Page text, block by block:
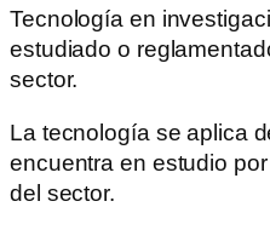
Tecnología en
estudiado o
sector.
La tecnología se aplica
encuentra en estudio
del sector.